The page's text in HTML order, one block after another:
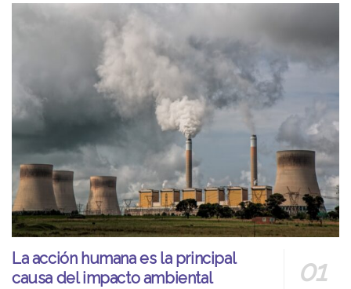
La acción humana es la principal
causa del impacto ambiental